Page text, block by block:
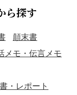
、作成時間の短
の判断、健康障
可欠な様式で
な測定と記録保
止のために＞ 評
の見直しに活用
基準監督署など
ら探す
顛末書
メモ・伝言メモ
・レポート